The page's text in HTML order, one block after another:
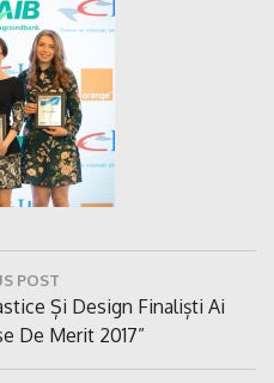
POST
Și Design Finaliști Ai
De Merit 2017”